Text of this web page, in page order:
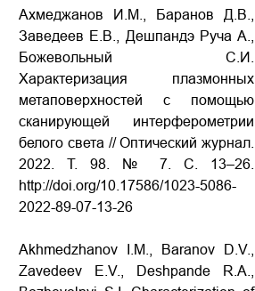
Ахмеджанов И.М., Баранов Д.В.,
Заведеев Е.В., Дешпандэ Руча А.,
Божевольный С.И.
Характеризация плазмонных
метаповерхностей с помощью
сканирующей интерферометрии
белого света // Оптический журнал.
2022. Т. 98. № 7. С. 13–26.
http://doi.org/10.17586/1023-5086-
2022-89-07-13-26
Akhmedzhanov I.M., Baranov D.V.,
Zavedeev E.V., Deshpande R.A.,